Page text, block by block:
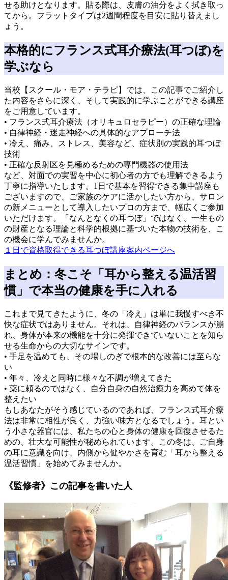
せる助けとなります。貼る際は、皮膚の油分をよく拭き取っ
てから。フラットタイプは2週間程度を目安に貼り替えまし
ょう。
本格的にフランス式耳介療法(耳つぼ)を
学ぶなら
当校【スクール・モア・テラピ】では、この記事でご紹介し
た内容をさらに深く、そして実践的に学ぶことができる講座
をご用意しています。
• フランス式耳介療法（オリキュロセラピー）の正確な理論
• 自律神経・迷走神経への具体的なアプローチ法
• 冷え、痛み、ストレス、美容など、症状別の実践的耳つぼ
技術
• 正確な反射区を見極めるための専門機器の使用法
など、対面での実習を中心に初心者の方でも理解できるよう
丁寧に指導いたします。1日で基本を習得できる集中講座も
ございますので、ご家族のケアに活かしたい方から、サロン
の新メニューとして導入したいプロの方まで、幅広くご参加
いただけます。「なんとなくの耳つぼ」ではなく、一生もの
の財産となる理論と科学的根拠に基づいた本物の技術を、こ
の機会に学んでみませんか。
１日で資格取得できる耳つぼ講座案内ページへ
まとめ：冬こそ「耳から整える温活習
慣」で本当の健康を手に入れる
これまで見てきたように、冬の「冷え」は単に我慢すべき不
快な症状ではありません。それは、自律神経のバランスが崩
れ、身体が本来の機能を十分に発揮できていないことを知ら
せる生命からの大切なサインです。
• 手足を温めても、その場しのぎで根本的な改善には至らな
い
• 年々、冷えと同時に様々な不調が増えてきた
• 薬に頼るのではなく、自分自身の自然治癒力を高めて体を
整えたい
もしあなたがそう感じているのであれば、フランス式耳介療
法は非常に相性が良く、力強い味方となるでしょう。耳とい
う小さな器官には、私たちの心と身体の健康を回復させるた
めの、壮大な可能性が秘められています。この冬は、ご自身
の耳に意識を向け、内側から健やかさを育む「耳から整える
温活習慣」を始めてみませんか。
《監修者》この記事を書いた人